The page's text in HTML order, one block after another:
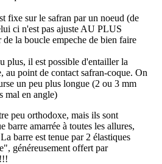
fixe sur le safran par un noeud (de
ci n'est pas ajuste AU PLUS
la boucle empeche de bien faire
plus, il est possible d'entailler la
au point de contact safran-coque. On
un peu plus longue (2 ou 3 mm
mal en angle)
peu orthodoxe, mais ils sont
amarrée à toutes les allures,
barre est tenue par 2 élastiques
généreusement offert par